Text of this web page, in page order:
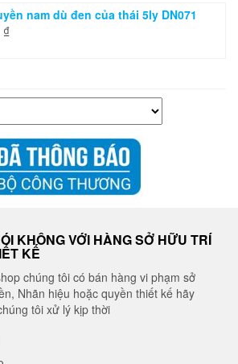
nam dù đen của thái 5ly DN071
₫
KHÔNG VỚI HÀNG SỞ HỮU TRÍ
KẾ
chúng tôi có bán hàng vi phạm sở
Nhãn hiệu hoặc quyền thiết kế hãy
tôi xử lý kịp thời